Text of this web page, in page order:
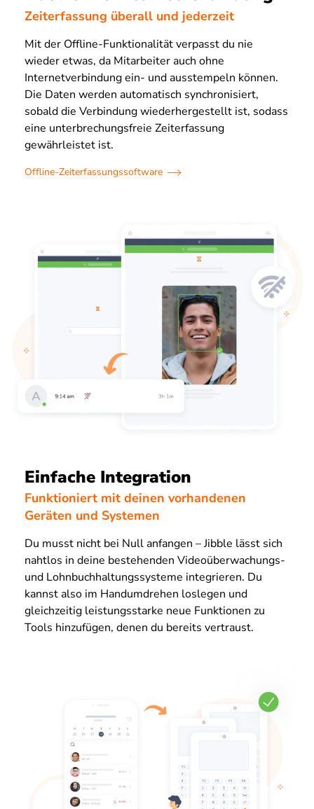
Zeiterfassung überall und jederzeit
Mit der Offline-Funktionalität verpasst du nie
wieder etwas, da Mitarbeiter auch ohne
Internetverbindung ein- und ausstempeln können.
Die Daten werden automatisch synchronisiert,
sobald die Verbindung wiederhergestellt ist, sodass
eine unterbrechungsfreie Zeiterfassung
gewährleistet ist.
Offline-Zeiterfassungssoftware
Einfache Integration
Funktioniert mit deinen vorhandenen
Geräten und Systemen
Du musst nicht bei Null anfangen – Jibble lässt sich
nahtlos in deine bestehenden Videoüberwachungs-
und Lohnbuchhaltungssysteme integrieren. Du
kannst also im Handumdrehen loslegen und
gleichzeitig leistungsstarke neue Funktionen zu
Tools hinzufügen, denen du bereits vertraust.